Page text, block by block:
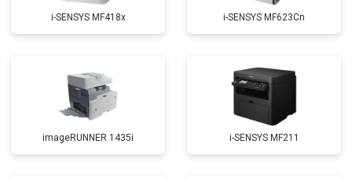
i-SENSYS MF418x i-SENSYS MF623Cn
imageRUNNER 1435i i-SENSYS MF211